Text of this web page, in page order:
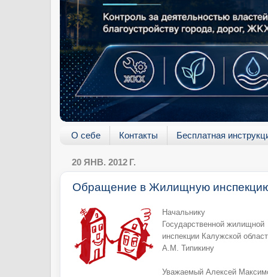
О себе Контакты Бесплатная
20 ЯНВ. 2012 Г.
Обращение в Жилищную
Начальнику
Государственной жилищной
инспекции Калужской
А.М. Типикину
Уважаемый Алексей